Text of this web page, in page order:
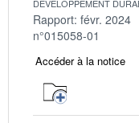
DEVELOPPEMENT
Rapport: févr. 2024
n°015058-01
Accéder à la notice